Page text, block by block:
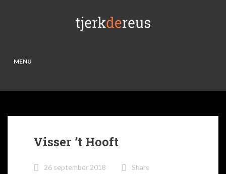
MENU
Visser ’t Hooft
26 september 2018 Share